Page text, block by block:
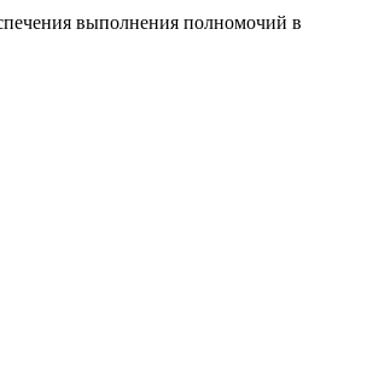
выполнения полномочий в